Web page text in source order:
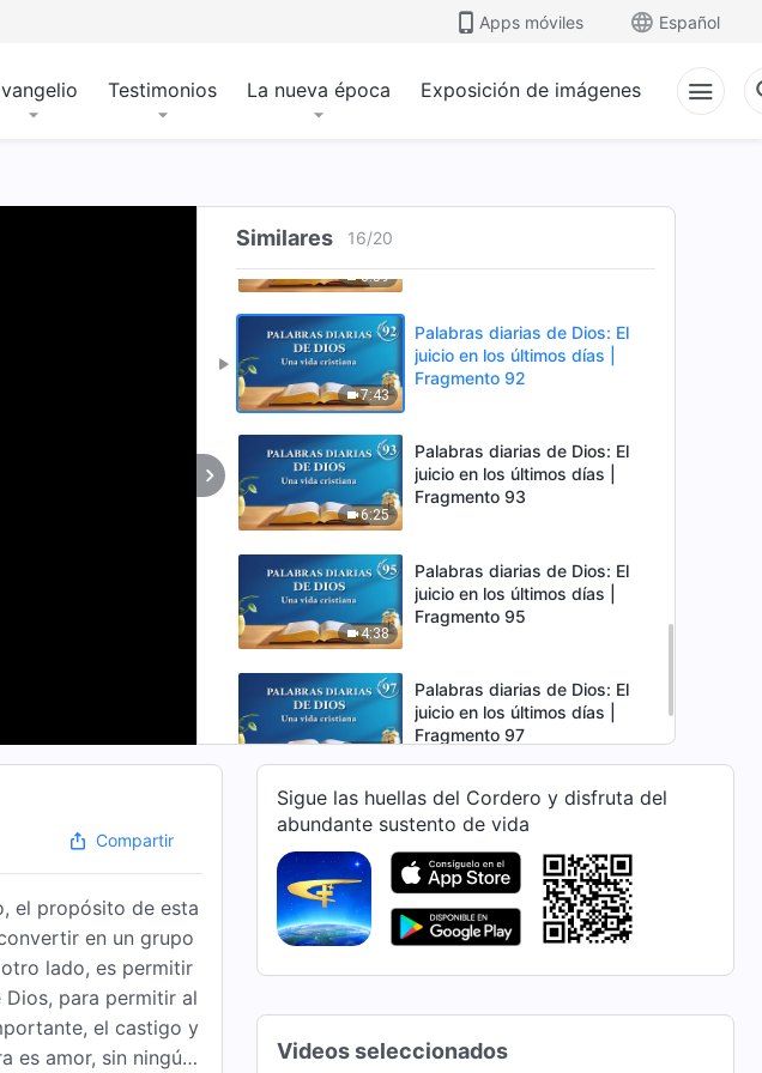
Apps móviles Español
Testimonios La nueva época Exposición de imágenes
Similares 16/20
Fragmento 89
Palabras diarias de Dios: El
8:59
Palabras diarias de Dios: El
7:43
Palabras diarias de Dios: El
juicio en los últimos días |
Fragmento 92
6:25
Palabras diarias de Dios: El
juicio en los últimos días |
Fragmento 93
4:38
Palabras diarias de Dios: El
juicio en los últimos días |
Fragmento 95
Palabras diarias de Dios: El
juicio en los últimos días |
Fragmento 97
8:39
Palabras diarias de Dios: El
juicio en los últimos días |
Fragmento 98
Compartir
el propósito de esta
en un grupo
lado, es permitir
Dios, para permitir al
el castigo y
es amor, sin ningún
Sigue las huellas del Cordero y disfruta del
abundante sustento de vida
Videos seleccionados